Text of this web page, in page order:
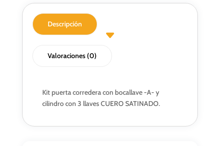
Descripción
Valoraciones (0)
Kit puerta corredera con bocallave -A- y
cilindro con 3 llaves CUERO SATINADO.